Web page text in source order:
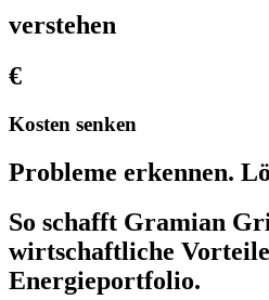
verstehen
€
Kosten senken
Probleme erkennen.
So schafft Gramian
wirtschaftliche
Energieportfolio.